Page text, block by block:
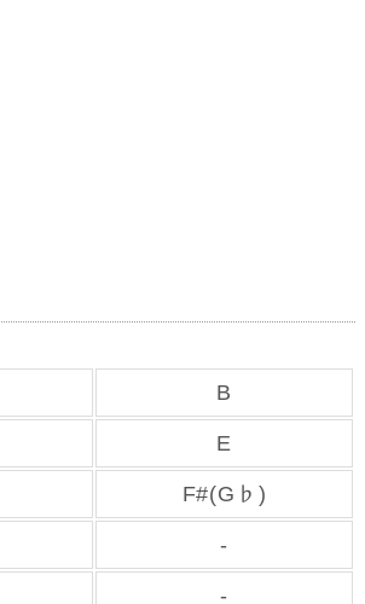
B
E
F#(G♭)
-
-